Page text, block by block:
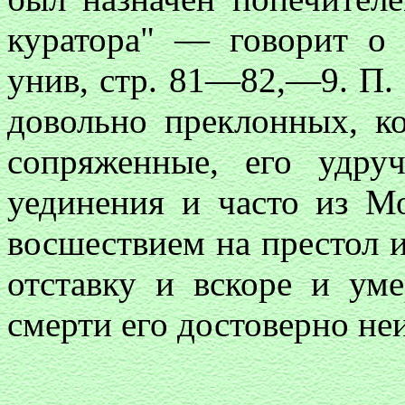
куратора" — говорит
унив, стр. 81—82,—9. П.
довольно преклонных,
сопряженные, его
уединения и часто из
восшествием на
отставку и вскоре и
смерти его достоверно